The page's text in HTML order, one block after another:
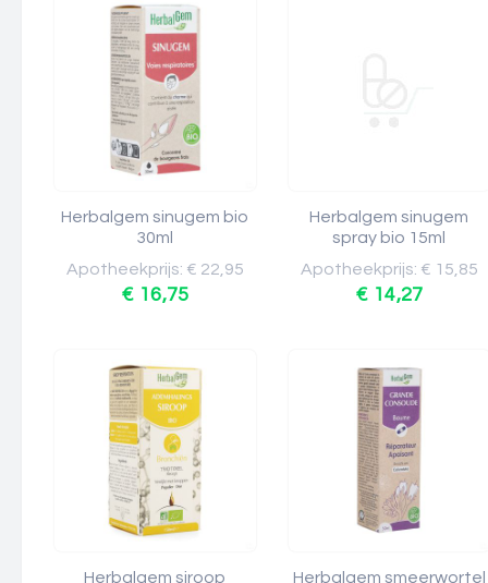
Herbalgem sinugem bio
30ml
Apotheekprijs: € 22,95
€ 16,75
Herbalgem sinugem
spray bio 15ml
Apotheekprijs: € 15,85
€ 14,27
Herbalgem siroop Herbalgem smeerwortel